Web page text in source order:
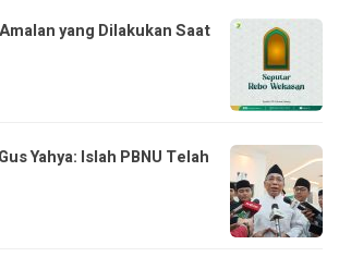
yang Dilakukan Saat
Yahya: Islah PBNU Telah